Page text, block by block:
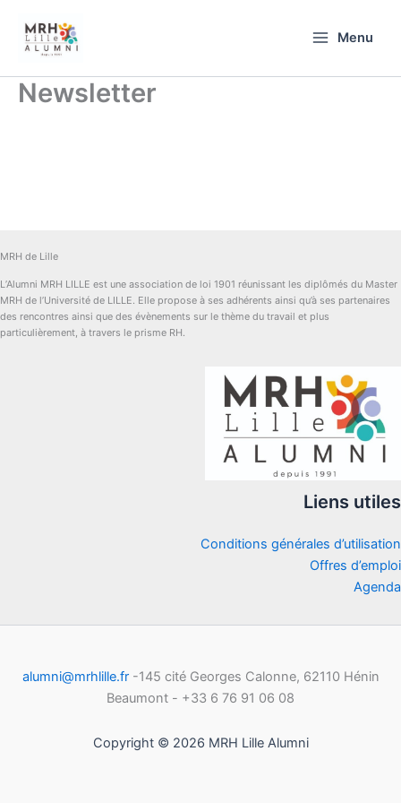
contenu
Menu
Newsletter
MRH de Lille
L’Alumni MRH LILLE est une association de loi 1901 réunissant les diplômés du Master
MRH de l’Université de LILLE. Elle propose à ses adhérents ainsi qu’à ses partenaires
des rencontres ainsi que des évènements sur le thème du travail et plus
particulièrement, à travers le prisme RH.
Liens utiles
Conditions générales d’utilisation
Offres d’emploi
Agenda
alumni@mrhlille.fr-145 cité Georges Calonne, 62110 Hénin
Beaumont - +33 6 76 91 06 08
Copyright © 2026 MRH Lille Alumni